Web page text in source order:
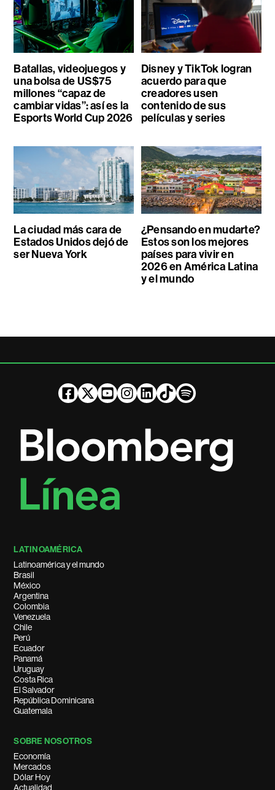
Batallas, videojuegos y
una bolsa de US$75
millones “capaz de
cambiar vidas”: así es la
Esports World Cup 2026
Disney y TikTok logran
acuerdo para que
creadores usen
contenido de sus
películas y series
La ciudad más cara de
Estados Unidos dejó de
ser Nueva York
¿Pensando en mudarte?
Estos son los mejores
países para vivir en
2026 en América Latina
y el mundo
LATINOAMÉRICA
Latinoamérica y el mundo
Brasil
México
Argentina
Colombia
Venezuela
Chile
Perú
Ecuador
Panamá
Uruguay
Costa Rica
El Salvador
República Dominicana
Guatemala
SOBRE NOSOTROS
Economía
Mercados
Dólar Hoy
Actualidad